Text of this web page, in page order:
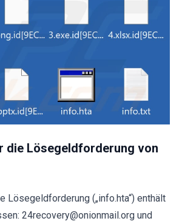
die Lösegeldforderung von
Lösegeldforderung („info.hta“) enthält
24recovery@onionmail.org und